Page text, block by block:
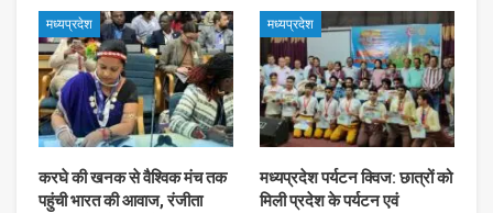
मध्यप्रदेश
करघे की खनक से वैश्विक मंच तक
पहुंची भारत की आवाज, रंजीता
मध्यप्रदेश
मध्यप्रदेश पर्यटन क्विज: छात्रों को
मिली प्रदेश के पर्यटन एवं